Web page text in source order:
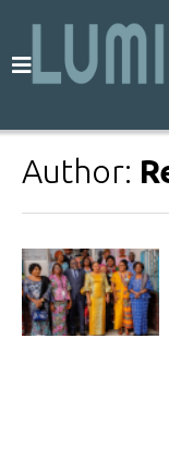
Author: